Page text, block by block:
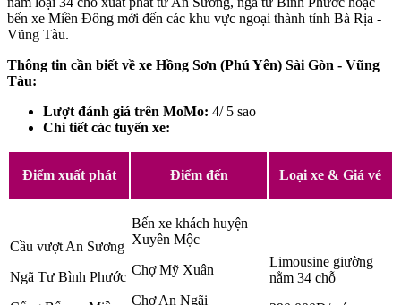
bến xe Miền Đông mới đến các khu vực ngoại thành tỉnh Bà Rịa -
Vũng Tàu.
Thông tin cần biết về xe Hồng Sơn (Phú Yên) Sài Gòn - Vũng
Tàu:
Lượt đánh giá trên MoMo: 4/ 5 sao
Chi tiết các tuyến xe:
Điểm xuất phát Điểm đến Loại xe & Giá vé
Cầu vượt An Sương
Ngã Tư Bình Phước
Bến xe khách huyện
Xuyên Mộc
Chợ Mỹ Xuân
Chợ An Ngãi
Limousine giường
nằm 34 chỗ